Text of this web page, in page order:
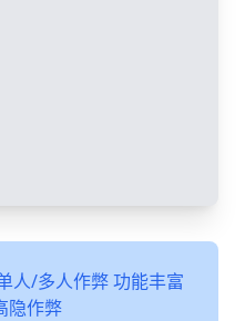
人/多人作弊 功能丰富
隐作弊